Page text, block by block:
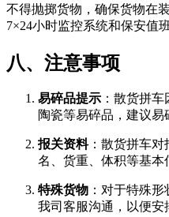
不得抛掷货物，确保货物在
7×24小时监控系统和保安值
八、注意事项
易碎品提示 ：散货拼
陶瓷等易碎品，建议易
报关资料：散货拼车对
名、货重、体积等基本
特殊货物 ：对于特殊
我司客服沟通，以便安